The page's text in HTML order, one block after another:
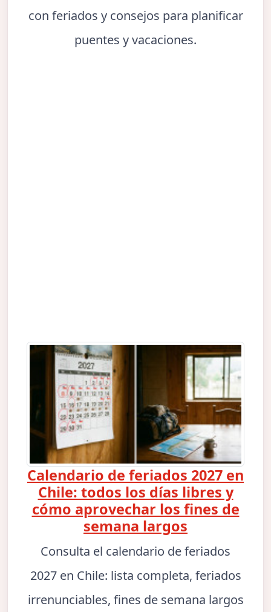
con feriados y consejos para planificar
puentes y vacaciones.
Calendario de feriados 2027 en
Chile: todos los días libres y
cómo aprovechar los fines de
semana largos
Consulta el calendario de feriados
2027 en Chile: lista completa, feriados
irrenunciables, fines de semana largos